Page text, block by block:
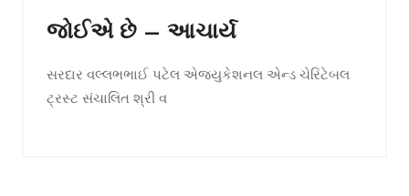
જોઈએ છે – આચાર્ય
સરદાર વલ્લભભાઈ પટેલ એજ્યુકેશનલ એન્ડ ચેરિટેબલ
ટ્રસ્ટ સંચાલિત શ્રી વ